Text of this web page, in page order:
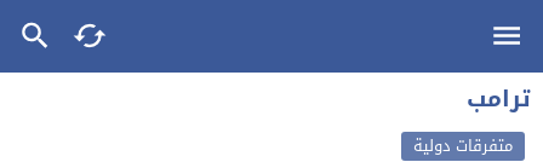
ترامب
متفرقات دولية